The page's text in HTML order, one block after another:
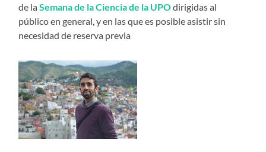
de laSemana de la Ciencia de la UPOdirigidas al
público en general, y en las que es posible asistir sin
necesidad de reserva previa